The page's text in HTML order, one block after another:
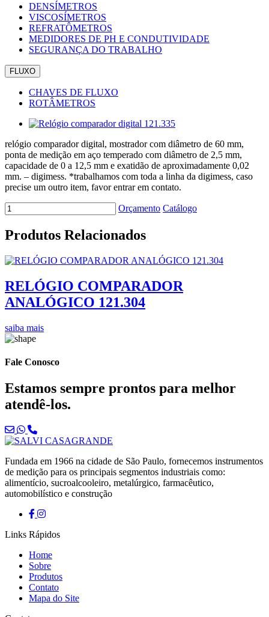
DENSÍMETROS
VISCOSÍMETROS
REFRATÔMETROS
MEDIDORES DE PH E CONDUTIVIDADE
SEGURANÇA DO TRABALHO
FLUXO
CHAVES DE FLUXO
ROTÂMETROS
relógio comparador digital, mostrador com diâmetro de 60 mm,
ponta de medição em aço temperado com diâmetro de 2,5 mm,
capacidade de 0 a 12,5 mm e exatidão de aproximadamente 0,02
mm. – digimess. *trabalhamos com toda a linha da digimess, caso
precise um outro item, favor entrar em contato.
Orçamento Catálogo
Produtos Relacionados
RELÓGIO COMPARADOR
ANALÓGICO 121.304
saiba mais
Fale Conosco
Estamos sempre prontos para melhor
atendê-los.
Fundada em 1966 na cidade de São Paulo, fornecemos instrumentos
de medição para os principais segmentos industriais como:
alimentício, sucroalcooleiro, metalúrgico, farmacêutico,
automobilístico e construção
Links Rápidos
Home
Sobre
Produtos
Contato
Mapa do Site